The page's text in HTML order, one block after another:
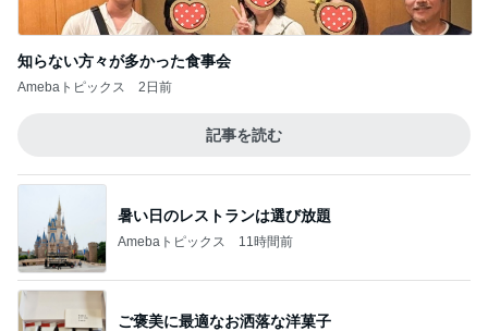
知らない方々が多かった食事会
Amebaトピックス 2日前
記事を読む
暑い日のレストランは選び放題
Amebaトピックス 11時間前
ご褒美に最適なお洒落な洋菓子